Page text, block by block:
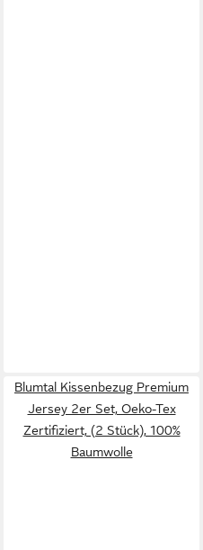
Blumtal Kissenbezug Premium
Jersey 2er Set, Oeko-Tex
Zertifiziert, (2 Stück), 100%
Baumwolle